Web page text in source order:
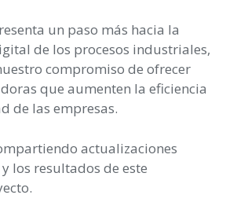
un paso más hacia la
de los procesos industriales,
compromiso de ofrecer
que aumenten la eficiencia
de las empresas.
actualizaciones
los resultados de este